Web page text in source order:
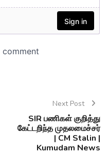
Next Post
SIR பணிகள் குறித்து
கேட்டறிந்த முதலமைச்சர்
| CM Stalin |
Kumudam News